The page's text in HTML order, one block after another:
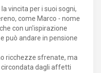
lo porta
periodi, tra viaggi, orari
brevi. Persona
sempre affrontato le
perdere l'attenzione
complicati. È
con sacrificio, nella
vincita per i suoi sogni,
come Marco - nome
con un'ispirazione
può andare in pensione
ricchezze sfrenate, ma
circondata dagli affetti